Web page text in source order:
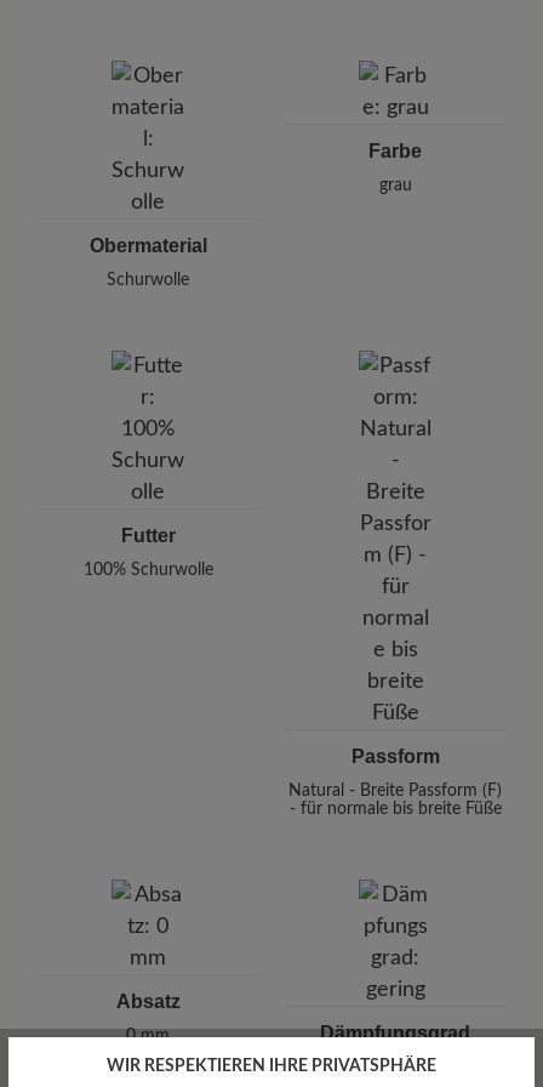
Hanzepoort 26, 7575 Oldenzaal, Niederlande
E-Mail:
sales@hooijerfootwear.com
Obermaterial
Schurwolle
Farbe
grau
Futter
100% Schurwolle
Passform
Natural - Breite Passform (F)
- für normale bis breite Füße
Absatz
0 mm Dämpfungsgrad
gering
WIR RESPEKTIEREN IHRE PRIVATSPHÄRE